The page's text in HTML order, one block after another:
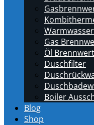
Gas
Öl
Duschfilter
Boiler
Blog
Shop